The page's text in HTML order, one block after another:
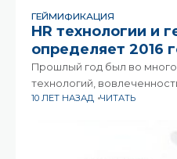
ГЕЙМИФИКАЦИЯ
HR технологии и
определяет 2016
Прошлый год был во
технологий,
и оптимизации трудовых
HR поставщик сделал
10 ЛЕТ НАЗАД ЧИТАТЬ